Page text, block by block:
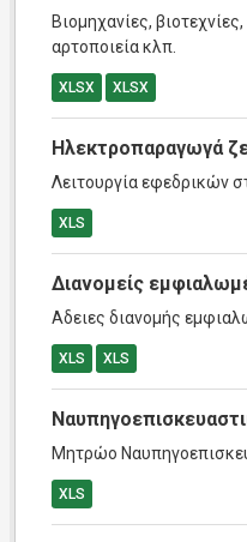
Βιομηχανίες,
αρτοποιεία κλπ.
XLSX XLSX
Ηλεκτροπαραγωγά
Λειτουργία εφεδρικών
XLS
Διανομείς
Αδειες διανομής
XLS XLS
Μητρώο
XLS